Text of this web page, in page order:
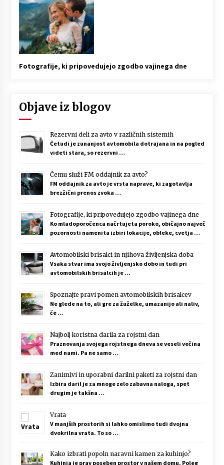
Fotografije, ki pripovedujejo zgodbo vajinega dne
Objave iz blogov
Rezervni deli za avto v različnih sistemih
Četudi je zunanjost avtomobila dotrajana in na pogled
videti stara, so rezervni …
Čemu služi FM oddajnik za avto?
FM oddajnik za avto je vrsta naprave, ki zagotavlja
brezžični prenos zvoka …
Fotografije, ki pripovedujejo zgodbo vajinega dne
Ko mladoporočenca načrtujeta poroko, običajno največ
pozornosti namenita izbiri lokacije, obleke, cvetja …
Avtomobilski brisalci in njihova življenjska doba
Vsaka stvar ima svojo življenjsko dobo in tudi pri
avtomobilskih brisalcih je …
Spoznajte pravi pomen avtomobilskih brisalcev
Ne glede na to, ali gre za žuželke, umazanijo ali naliv,
če …
Najbolj koristna darila za rojstni dan
Praznovanja svojega rojstnega dneva se veseli večina
med nami. Pa ne samo …
Zanimivi in uporabni darilni paketi za rojstni dan
Izbira daril je za mnoge zelo zabavna naloga, spet
drugim je takšna …
Vrata
V manjših prostorih si lahko omislimo tudi dvojna
dvokrilna vrata. To so …
Kako izbrati popoln naravni kamen za kuhinjo?
Kuhinja je prav poseben prostor v našem domu. Poleg